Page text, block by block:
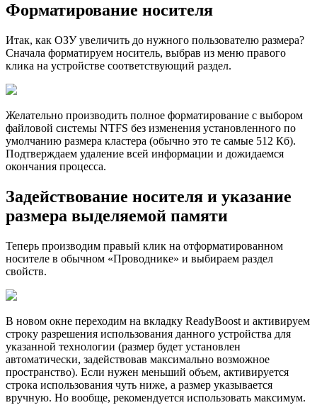
Форматирование носителя
Итак, как ОЗУ увеличить до нужного пользователю размера?
Сначала форматируем носитель, выбрав из меню правого
клика на устройстве соответствующий раздел.
Желательно производить полное форматирование с выбором
файловой системы NTFS без изменения установленного по
умолчанию размера кластера (обычно это те самые 512 Кб).
Подтверждаем удаление всей информации и дожидаемся
окончания процесса.
Задействование носителя и указание
размера выделяемой памяти
Теперь производим правый клик на отформатированном
носителе в обычном «Проводнике» и выбираем раздел
свойств.
В новом окне переходим на вкладку ReadyBoost и активируем
строку разрешения использования данного устройства для
указанной технологии (размер будет установлен
автоматически, задействовав максимально возможное
пространство). Если нужен меньший объем, активируется
строка использования чуть ниже, а размер указывается
вручную. Но вообще, рекомендуется использовать максимум.